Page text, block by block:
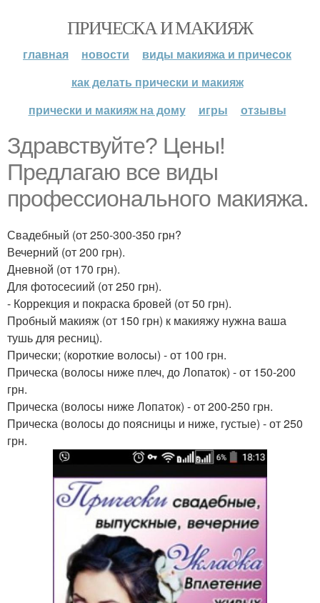
ПРИЧЕСКА И МАКИЯЖ
главная новости
виды макияжа и причесок
как делать прически и макияж
прически и макияж на дому
игры отзывы
Здравствуйте? Цены!
Предлагаю все виды
профессионального макияжа.
Свадебный (от 250-300-350 грн?
Вечерний (от 200 грн).
Дневной (от 170 грн).
Для фотосесиий (от 250 грн).
- Коррекция и покраска бровей (от 50 грн).
Пробный макияж (от 150 грн) к макияжу нужна ваша
тушь для ресниц).
Прически; (короткие волосы) - от 100 грн.
Прическа (волосы ниже плеч, до Лопаток) - от 150-200
грн.
Прическа (волосы ниже Лопаток) - от 200-250 грн.
Прическа (волосы до поясницы и ниже, густые) - от 250
грн.